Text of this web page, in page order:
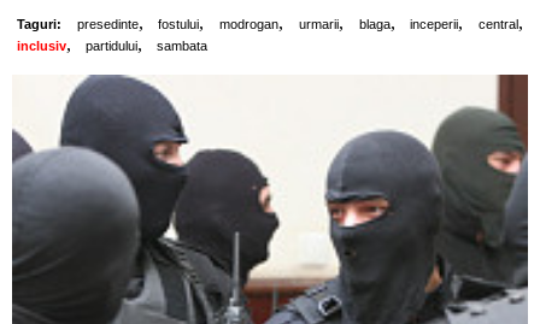
Taguri: presedinte, fostului, modrogan, urmarii, blaga, inceperii, central ,
inclusiv, partidului, sambata